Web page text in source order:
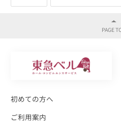
初めての方へ
ご利用案内